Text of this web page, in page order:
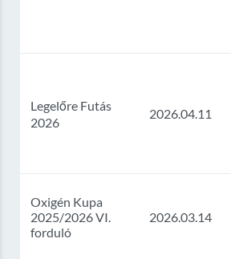
Legelőre Futás
2026
2026.04.11
Oxigén Kupa
2025/2026 VI.
forduló
2026.03.14